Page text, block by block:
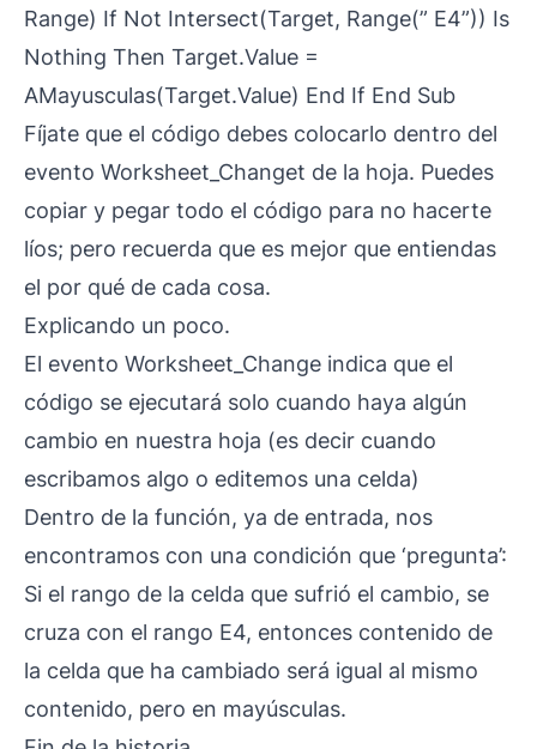
Range) If Not Intersect(Target, Range(” E4”)) Is
Nothing Then Target.Value =
AMayusculas(Target.Value) End If End Sub
Fíjate que el código debes colocarlo dentro del
evento Worksheet_Changet de la hoja. Puedes
copiar y pegar todo el código para no hacerte
líos; pero recuerda que es mejor que entiendas
el por qué de cada cosa.
Explicando un poco.
El evento Worksheet_Change indica que el
código se ejecutará solo cuando haya algún
cambio en nuestra hoja (es decir cuando
escribamos algo o editemos una celda)
Dentro de la función, ya de entrada, nos
encontramos con una condición que ‘pregunta’:
Si el rango de la celda que sufrió el cambio, se
cruza con el rango E4, entonces contenido de
la celda que ha cambiado será igual al mismo
contenido, pero en mayúsculas.